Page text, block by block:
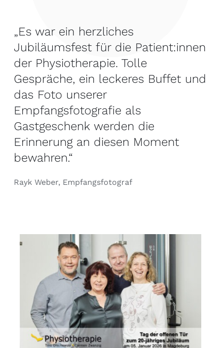
„Es war ein herzliches
Jubiläumsfest für die Patient:innen
der Physiotherapie. Tolle
Gespräche, ein leckeres Buffet und
das Foto unserer
Empfangsfotografie als
Gastgeschenk werden die
Erinnerung an diesen Moment
bewahren.“
Rayk Weber, Empfangsfotograf